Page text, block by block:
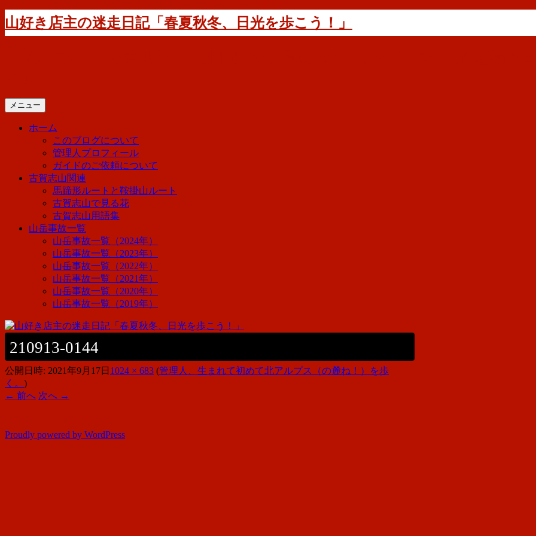
コ
ン
キ
ッ
山好き店主の迷走日記「春夏秋冬、日光を歩こう！」
メニュー
ホーム
このブログについて
管理人プロフィール
ガイドのご依頼について
古賀志山関連
馬蹄形ルートと鞍掛山ルート
古賀志山で見る花
古賀志山用語集
山岳事故一覧
山岳事故一覧（2024年）
山岳事故一覧（2023年）
山岳事故一覧（2022年）
山岳事故一覧（2021年）
山岳事故一覧（2020年）
山岳事故一覧（2019年）
210913-0144
公開日時: 2021年9月17日 1024 × 683 (管理人、生まれて初めて北アルプス（の麓ね！）を歩
く。 )
← 前へ 次へ →
Proudly powered by WordPress